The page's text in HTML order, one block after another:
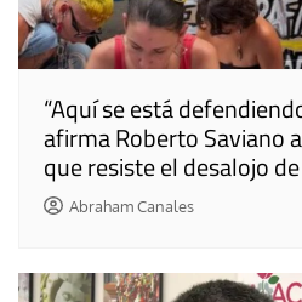
“Aquí se está
afirma Roberto Saviano
que resiste el desalojo
Abraham Canales